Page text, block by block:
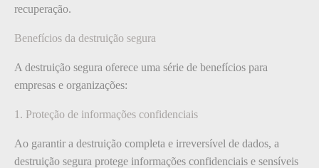
recuperação.
Benefícios da destruição segura
A destruição segura oferece uma série de benefícios para
empresas e organizações:
1. Proteção de informações confidenciais
Ao garantir a destruição completa e irreversível de dados, a
destruição segura protege informações confidenciais e sensíveis